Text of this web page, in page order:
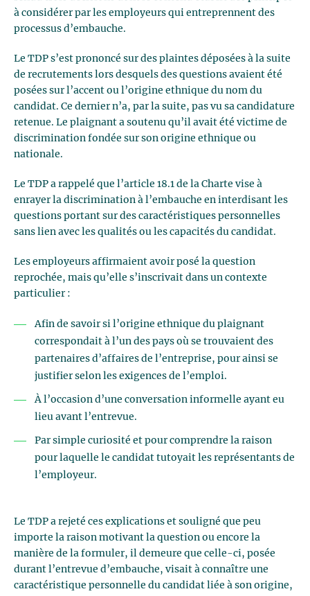
à considérer par les employeurs qui entreprennent des
processus d’embauche.
Le TDP s’est prononcé sur des plaintes déposées à la suite
de recrutements lors desquels des questions avaient été
posées sur l’accent ou l’origine ethnique du nom du
candidat. Ce dernier n’a, par la suite, pas vu sa candidature
retenue. Le plaignant a soutenu qu’il avait été victime de
discrimination fondée sur son origine ethnique ou
nationale.
Le TDP a rappelé que l’article 18.1 de la Charte vise à
enrayer la discrimination à l’embauche en interdisant les
questions portant sur des caractéristiques personnelles
sans lien avec les qualités ou les capacités du candidat.
Les employeurs affirmaient avoir posé la question
reprochée, mais qu’elle s’inscrivait dans un contexte
particulier :
Afin de savoir si l’origine ethnique du plaignant
correspondait à l’un des pays où se trouvaient des
partenaires d’affaires de l’entreprise, pour ainsi se
justifier selon les exigences de l’emploi.
À l’occasion d’une conversation informelle ayant eu
lieu avant l’entrevue.
Par simple curiosité et pour comprendre la raison
pour laquelle le candidat tutoyait les représentants de
l’employeur.
Le TDP a rejeté ces explications et souligné que peu
importe la raison motivant la question ou encore la
manière de la formuler, il demeure que celle-ci, posée
durant l’entrevue d’embauche, visait à connaître une
caractéristique personnelle du candidat liée à son origine,